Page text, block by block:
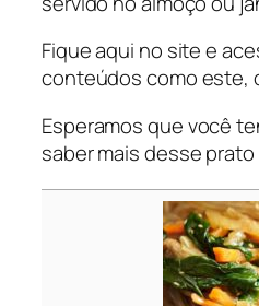
Fique aqui no site e
conteúdos como este,
Esperamos que você
saber mais desse